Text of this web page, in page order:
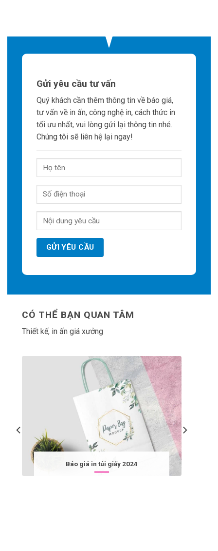
Gửi yêu cầu tư vấn
Quý khách cần thêm thông tin về báo giá,
tư vấn về in ấn, công nghệ in, cách thức in
tối ưu nhất, vui lòng gửi lại thông tin nhé.
Chúng tôi sẽ liên hệ lại ngay!
CÓ THỂ BẠN QUAN TÂM
Thiết kế, in ấn giá xưởng
Báo giá in túi giấy 2024